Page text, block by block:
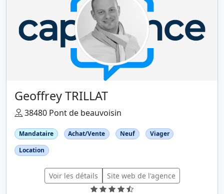
Geoffrey TRILLAT
38480 Pont de beauvoisin
Mandataire Achat/Vente Neuf
Viager
Location
Voir les détails Site web de l'agence